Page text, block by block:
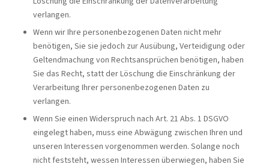
verlangen.
Wenn wir Ihre personenbezogenen Daten nicht mehr
benötigen, Sie sie jedoch zur Ausübung, Verteidigung oder
Geltendmachung von Rechtsansprüchen benötigen, haben
Sie das Recht, statt der Löschung die Einschränkung der
Verarbeitung Ihrer personenbezogenen Daten zu
verlangen.
Wenn Sie einen Widerspruch nach Art. 21 Abs. 1 DSGVO
eingelegt haben, muss eine Abwägung zwischen Ihren und
unseren Interessen vorgenommen werden. Solange noch
nicht feststeht, wessen Interessen überwiegen, haben Sie